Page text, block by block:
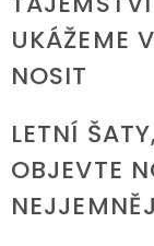
UKÁŽEME
NOSIT
LETNÍ
OBJEVTE